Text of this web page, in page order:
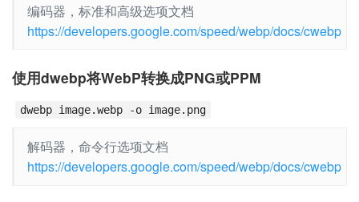
编码器，标准和高级选项文档
https://developers.google.com/speed/webp/docs/cwebp
使用dwebp将WebP转换成PNG或PPM
dwebp image.webp -o image.png
解码器，命令行选项文档
https://developers.google.com/speed/webp/docs/cwebp